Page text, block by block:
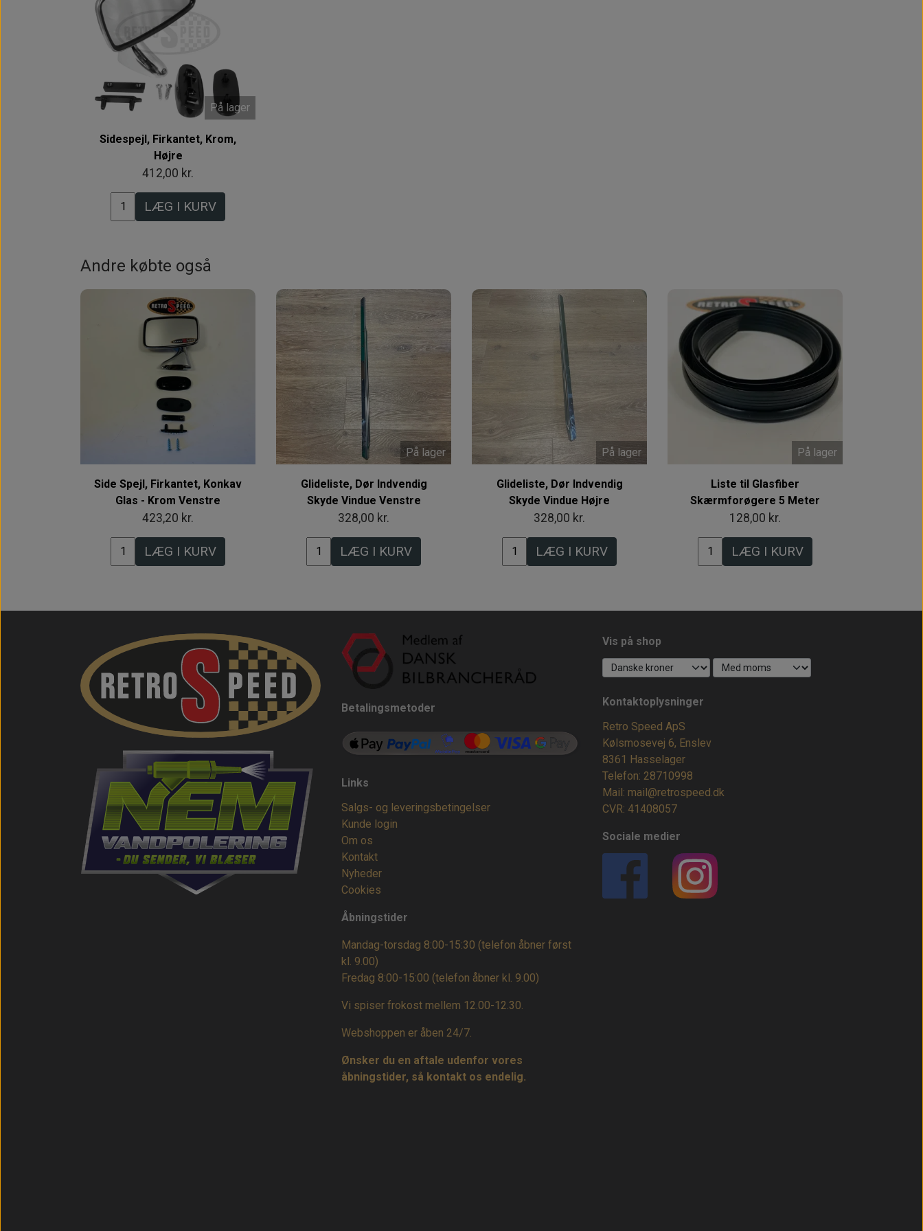
På lager
Sidespejl, Firkantet, Krom,
Højre
412,00 kr.
LÆG I KURV
Andre købte også
Side Spejl, Firkantet, Konkav
Glas - Krom Venstre
423,20 kr.
LÆG I KURV
På lager
Glideliste, Dør Indvendig
Skyde Vindue Venstre
328,00 kr.
LÆG I KURV
På lager
Glideliste, Dør Indvendig
Skyde Vindue Højre
328,00 kr.
LÆG I KURV
På lager
Liste til Glasfiber
Skærmforøgere 5 Meter
128,00 kr.
LÆG I KURV
Betalingsmetoder
Links
Salgs- og leveringsbetingelser
Kunde login
Om os
Kontakt
Nyheder
Cookies
Åbningstider
Mandag-torsdag 8:00-15:30 (telefon åbner først
kl. 9.00)
Fredag 8:00-15:00 (telefon åbner kl. 9.00)
Vi spiser frokost mellem 12.00-12.30.
Webshoppen er åben 24/7.
Ønsker du en aftale udenfor vores
åbningstider, så kontakt os endelig.
Vis på shop
Kontaktoplysninger
Retro Speed ApS
Kølsmosevej 6, Enslev
8361 Hasselager
Telefon: 28710998
Mail: mail@retrospeed.dk
CVR: 41408057
Sociale medier